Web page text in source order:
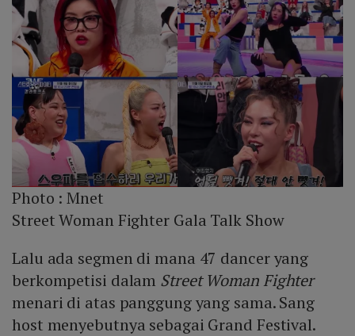
Photo :Mnet
Street Woman Fighter Gala Talk Show
Lalu ada segmen di mana 47 dancer yang
berkompetisi dalam Street Woman Fighter
menari di atas panggung yang sama. Sang
host menyebutnya sebagai Grand Festival.